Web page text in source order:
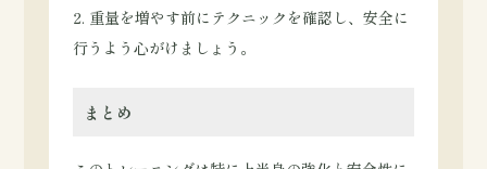
2. 重量を増やす前にテクニックを確認し、安全に
行うよう心がけましょう。
まとめ